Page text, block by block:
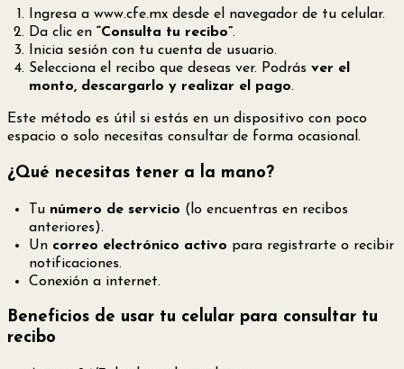
Ingresa a www.cfe.mx desde el navegador de tu celular.
Da clic en “Consulta tu recibo”.
Inicia sesión con tu cuenta de usuario.
Selecciona el recibo que deseas ver. Podrás ver el
monto, descargarlo y realizar el pago.
Este método es útil si estás en un dispositivo con poco
espacio o solo necesitas consultar de forma ocasional.
¿Qué necesitas tener a la mano?
Tu número de servicio (lo encuentras en recibos
anteriores).
Un correo electrónico activo para registrarte o recibir
notificaciones.
Conexión a internet.
Beneficios de usar tu celular para consultar tu
recibo